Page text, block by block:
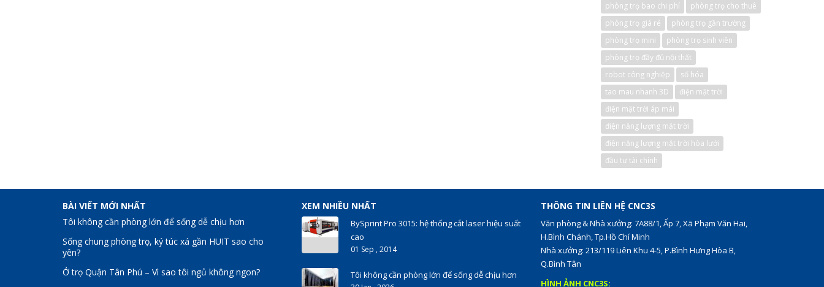
phòng trọ bao chi phí
phòng trọ cho thuê
phòng trọ giá rẻ
phòng trọ gần trường
phòng trọ mini
phòng trọ sinh viên
phòng trọ đầy đủ nội thất
robot công nghiệp
số hóa
tao mau nhanh 3D
điện mặt trời
điện mặt trời áp mái
điện năng lượng mặt trời
điện năng lượng mặt trời hòa lưới
đầu tư tài chính
BÀI VIẾT MỚI NHẤT
Tôi không cần phòng lớn để sống dễ chịu hơn
Sống chung phòng trọ, ký túc xá gần HUIT sao cho
yên?
Ở trọ Quận Tân Phú – Vì sao tôi ngủ không ngon?
XEM NHIỀU NHẤT
BySprint Pro 3015: hệ thống cắt laser hiệu suất
cao
01 Sep , 2014
Tôi không cần phòng lớn để sống dễ chịu hơn
THÔNG TIN LIÊN HỆ CNC3S
Văn phòng & Nhà xưởng: 7A88/1, Ấp 7, Xã Phạm Văn Hai,
H.Bình Chánh, Tp.Hồ Chí Minh
Nhà xưởng: 213/119 Liên Khu 4-5, P.Bình Hưng Hòa B,
Q.Bình Tân
HÌNH ẢNH CNC3S: